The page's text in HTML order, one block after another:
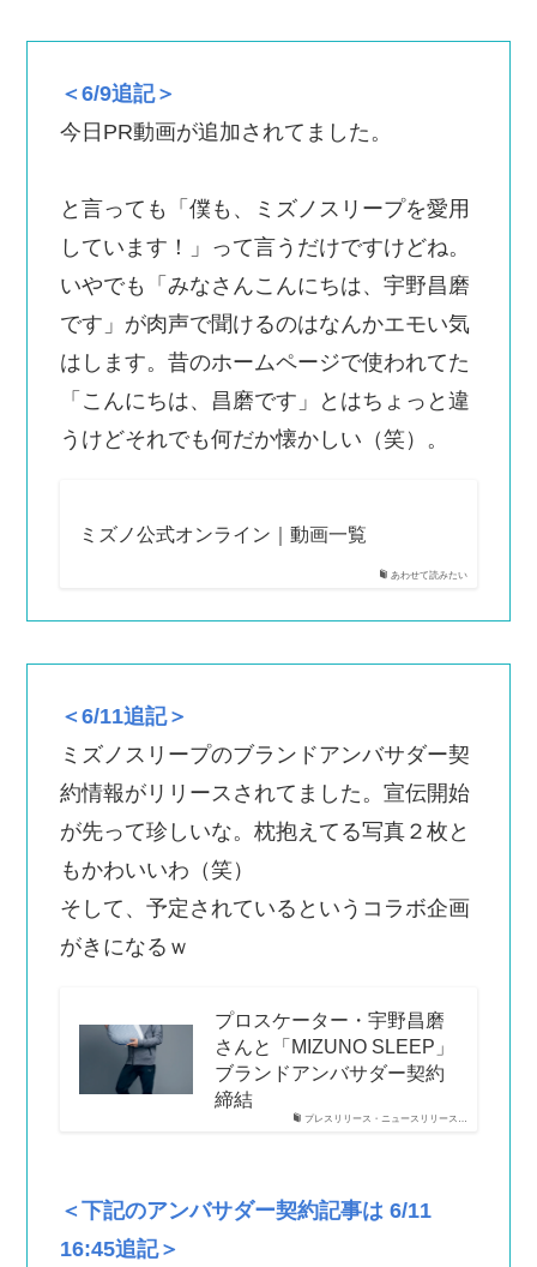
＜6/9追記＞
今日PR動画が追加されてました。
と言っても「僕も、ミズノスリープを愛用
しています！」って言うだけですけどね。
いやでも「みなさんこんにちは、宇野昌磨
です」が肉声で聞けるのはなんかエモい気
はします。昔のホームページで使われてた
「こんにちは、昌磨です」とはちょっと違
うけどそれでも何だか懐かしい（笑）。
あわせて読みたい
ミズノ公式オンライン｜動画一覧
＜6/11追記＞
ミズノスリープのブランドアンバサダー契
約情報がリリースされてました。宣伝開始
が先って珍しいな。枕抱えてる写真２枚と
もかわいいわ（笑）
そして、予定されているというコラボ企画
がきになるｗ
プレスリリース・ニュースリリース…
プロスケーター・宇野昌磨
さんと「MIZUNO SLEEP」
ブランドアンバサダー契約
締結
＜下記のアンバサダー契約記事は 6/11
16:45追記＞